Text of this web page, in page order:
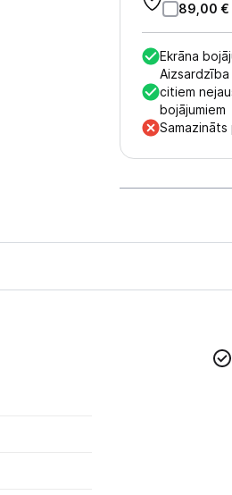
Mazās plītis
89,00 €
Ekrāna
citiem
bojājumiem
Samazināts